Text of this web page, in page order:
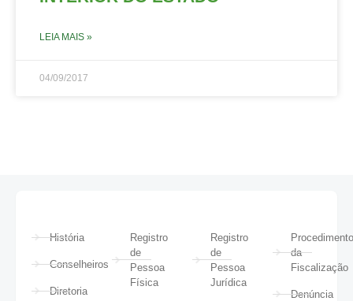
LEIA MAIS »
04/09/2017
História
Conselheiros
Diretoria
Registro
de
Pessoa
Física
Registro
de
Pessoa
Jurídica
da
Fiscalização
Denúncia